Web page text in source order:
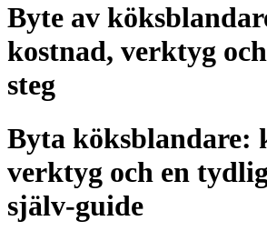
Byte av
kostnad, verktyg
steg
Byta köksblandare:
verktyg och en
själv-guide